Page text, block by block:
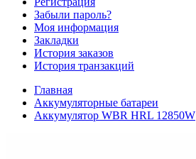
Забыли пароль?
Моя информация
Закладки
История заказов
История транзакций
Главная
Аккумуляторные батареи
Аккумулятор WBR HRL 12850W